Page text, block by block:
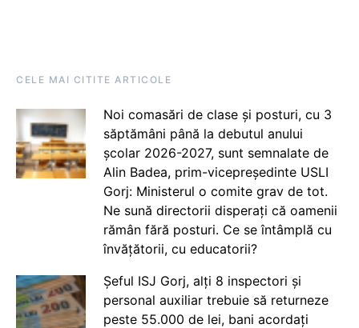
CELE MAI CITITE ARTICOLE
Noi comasări de clase și posturi, cu 3
săptămâni până la debutul anului
școlar 2026-2027, sunt semnalate de
Alin Badea, prim-vicepreședinte USLI
Gorj: Ministerul o comite grav de tot.
Ne sună directorii disperați că oamenii
rămân fără posturi. Ce se întâmplă cu
învățătorii, cu educatorii?
Șeful ISJ Gorj, alți 8 inspectori și
personal auxiliar trebuie să returneze
peste 55.000 de lei, bani acordați